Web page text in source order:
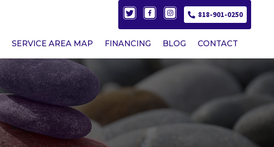
818-901-0250
SERVICE AREA MAP FINANCING BLOG CONTACT